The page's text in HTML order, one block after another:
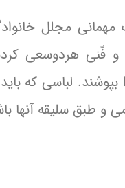
مهمانی مجلل
و فّنی هردوسعی
بپوشند. لباسی که
و طبق سلیقه آنها